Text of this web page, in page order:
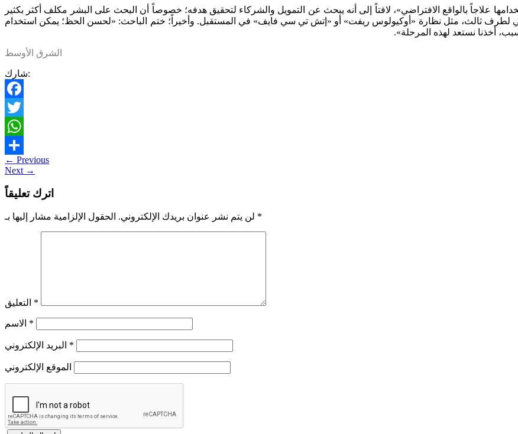
علاجاً بالواقع الافتراضي»، لافتاً إلى أنه يبحث عن التمويل والشركاء لتحقيق هدفه؛ خصوصاً أن البحث على البشر مكلف أكثر بكثير
لطرف ثالث، مثل نظارة «أوكيولوس ريفت» أو «إتش تي سي فايف» في المستقبل. وأخيراً؛ ختم الباحث: «لحسن الحظ؛ يمكن استخدام
أخذنا نستعد لهذه المرحلة».
الشرق الأوسط
شارك:
Facebook
Twitter
WhatsApp
Share
← Previous
Next →
اترك تعليقاً
لن يتم نشر عنوان بريدك الإلكتروني. *
*
*
*
الموقع الإلكتروني